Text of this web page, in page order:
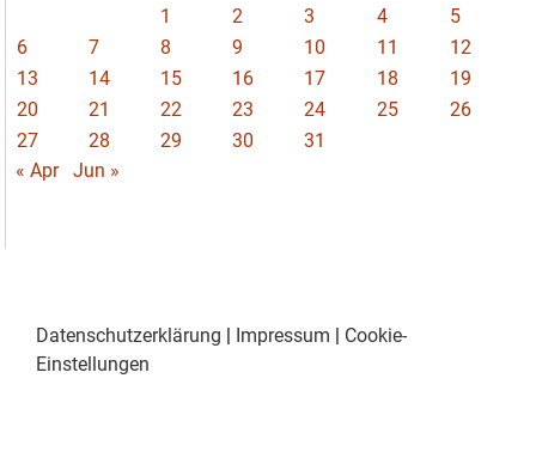
1 2 3 4
5
6
7 8 9 10 11
12
13
14 15 16 17 18
19
20
21 22 23 24 25
26
27
28 29 30
31
« Apr
Jun »
Datenschutzerklärung | Impressum | Cookie-
Einstellungen